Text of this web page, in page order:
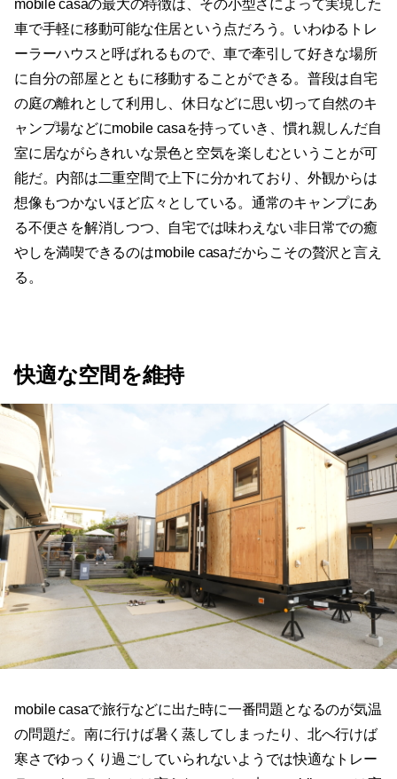
mobile casaの最大の特徴は、その小型さによって実現した
車で手軽に移動可能な住居という点だろう。いわゆるトレ
ーラーハウスと呼ばれるもので、車で牽引して好きな場所
に自分の部屋とともに移動することができる。普段は自宅
の庭の離れとして利用し、休日などに思い切って自然のキ
ャンプ場などにmobile casaを持っていき、慣れ親しんだ自
室に居ながらきれいな景色と空気を楽しむということが可
能だ。内部は二重空間で上下に分かれており、外観からは
想像もつかないほど広々としている。通常のキャンプにあ
る不便さを解消しつつ、自宅では味わえない非日常での癒
やしを満喫できるのはmobile casaだからこその贅沢と言え
る。
快適な空間を維持
mobile casaで旅行などに出た時に一番問題となるのが気温
の問題だ。南に行けば暑く蒸してしまったり、北へ行けば
寒さでゆっくり過ごしていられないようでは快適なトレー